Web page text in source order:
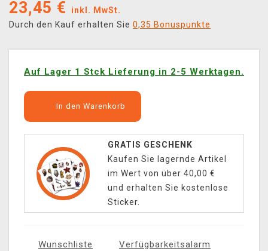
23,45 €
inkl. MwSt.
Durch den Kauf erhalten Sie 0,35 Bonuspunkte
Auf Lager 1 Stck Lieferung in 2-5 Werktagen.
In den Warenkorb
GRATIS GESCHENK
Kaufen Sie lagernde Artikel
im Wert von über 40,00 €
und erhalten Sie kostenlose
Sticker.
Wunschliste Verfügbarkeitsalarm